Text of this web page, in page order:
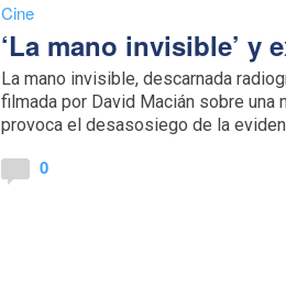
Cine
‘La mano invisible’ y
La mano invisible, descarnada
filmada por David Macián sobre una
provoca el desasosiego de la
0